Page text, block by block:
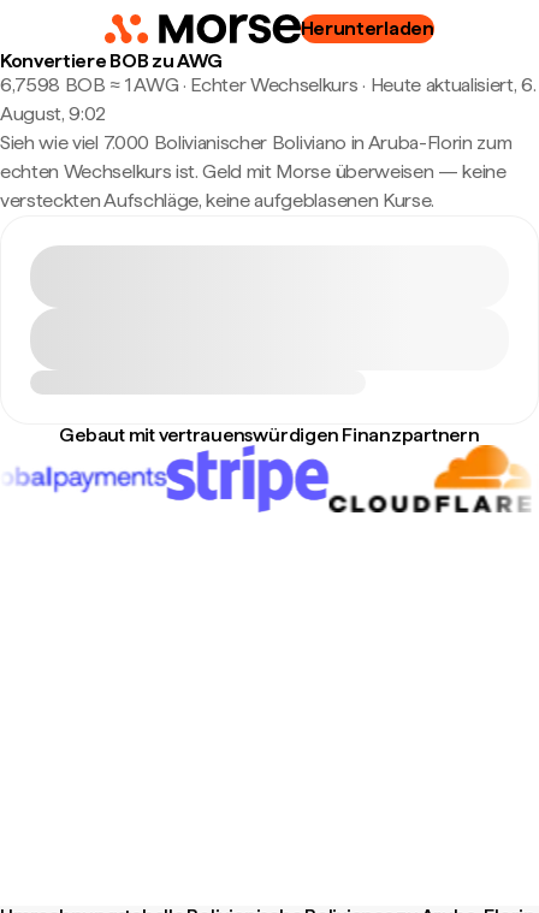
Herunterladen
Konvertiere BOB zu AWG
6,7598 BOB ≈ 1 AWG · Echter Wechselkurs · Heute aktualisiert, 6.
August, 9:02
Sieh wie viel 7.000 Bolivianischer Boliviano in Aruba-Florin zum
echten Wechselkurs ist. Geld mit Morse überweisen — keine
versteckten Aufschläge, keine aufgeblasenen Kurse.
Gebaut mit vertrauenswürdigen Finanzpartnern